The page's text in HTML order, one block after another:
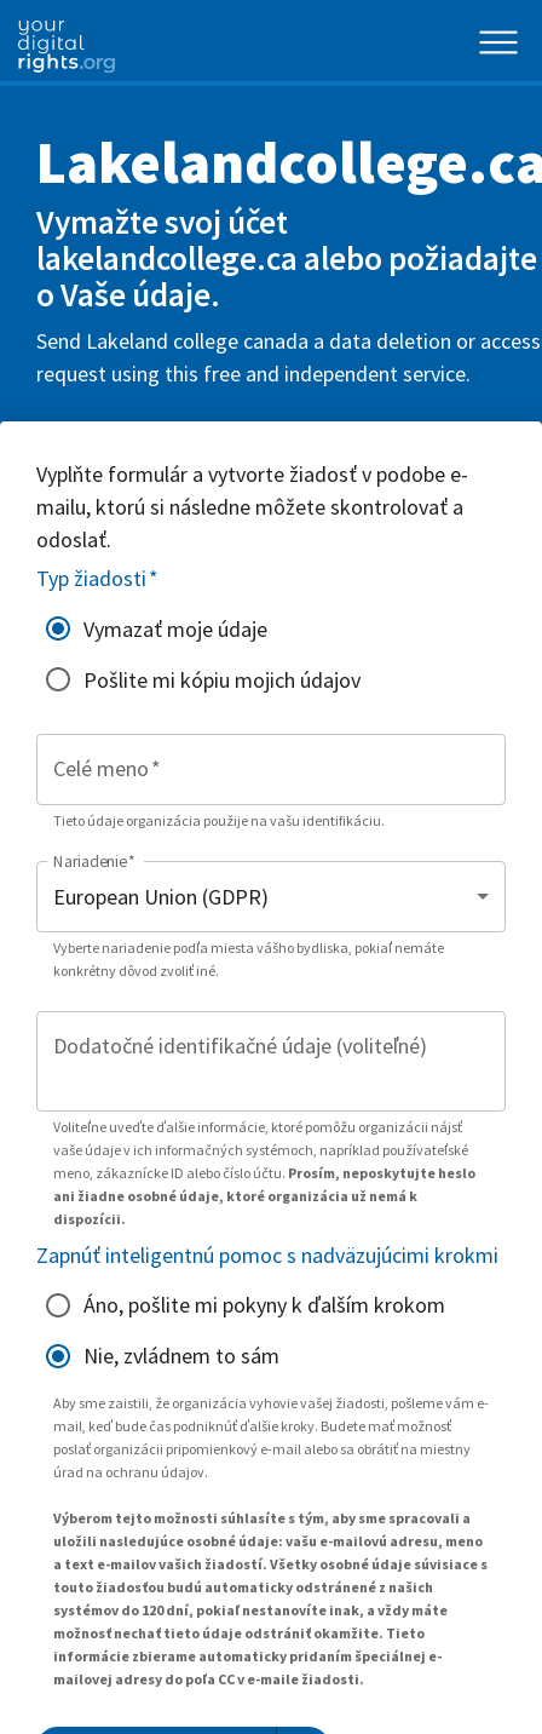
Vymažte svoj účet
lakelandcollege.ca alebo požiadajte
o Vaše údaje.
Send Lakeland college canada a data deletion or access
request using this free and independent service.
Vyplňte formulár a vytvorte žiadosť v podobe e-
mailu, ktorú si následne môžete skontrolovať a
odoslať.
Typ žiadosti*
Vymazať moje údaje
Pošlite mi kópiu mojich údajov
Celé meno*
Tieto údaje organizácia použije na vašu identifikáciu.
Nariadenie*
Vyberte nariadenie podľa miesta vášho bydliska, pokiaľ nemáte
konkrétny dôvod zvoliť iné.
Dodatočné identifikačné údaje (voliteľné)
Voliteľne uveďte ďalšie informácie, ktoré pomôžu organizácii nájsť
vaše údaje v ich informačných systémoch, napríklad používateľské
meno, zákaznícke ID alebo číslo účtu. Prosím, neposkytujte heslo
ani žiadne osobné údaje, ktoré organizácia už nemá k
dispozícii.
Zapnúť inteligentnú pomoc s nadväzujúcimi krokmi
Áno, pošlite mi pokyny k ďalším krokom
Nie, zvládnem to sám
Aby sme zaistili, že organizácia vyhovie vašej žiadosti, pošleme vám e-
mail, keď bude čas podniknúť ďalšie kroky. Budete mať možnosť
poslať organizácii pripomienkový e-mail alebo sa obrátiť na miestny
úrad na ochranu údajov.
Výberom tejto možnosti súhlasíte s tým, aby sme spracovali a
uložili nasledujúce osobné údaje: vašu e-mailovú adresu, meno
a text e-mailov vašich žiadostí. Všetky osobné údaje súvisiace s
touto žiadosťou budú automaticky odstránené z našich
systémov do 120 dní, pokiaľ nestanovíte inak, a vždy máte
možnosť nechať tieto údaje odstrániť okamžite. Tieto
informácie zbierame automaticky pridaním špeciálnej e-
mailovej adresy do poľa CC v e-maile žiadosti.